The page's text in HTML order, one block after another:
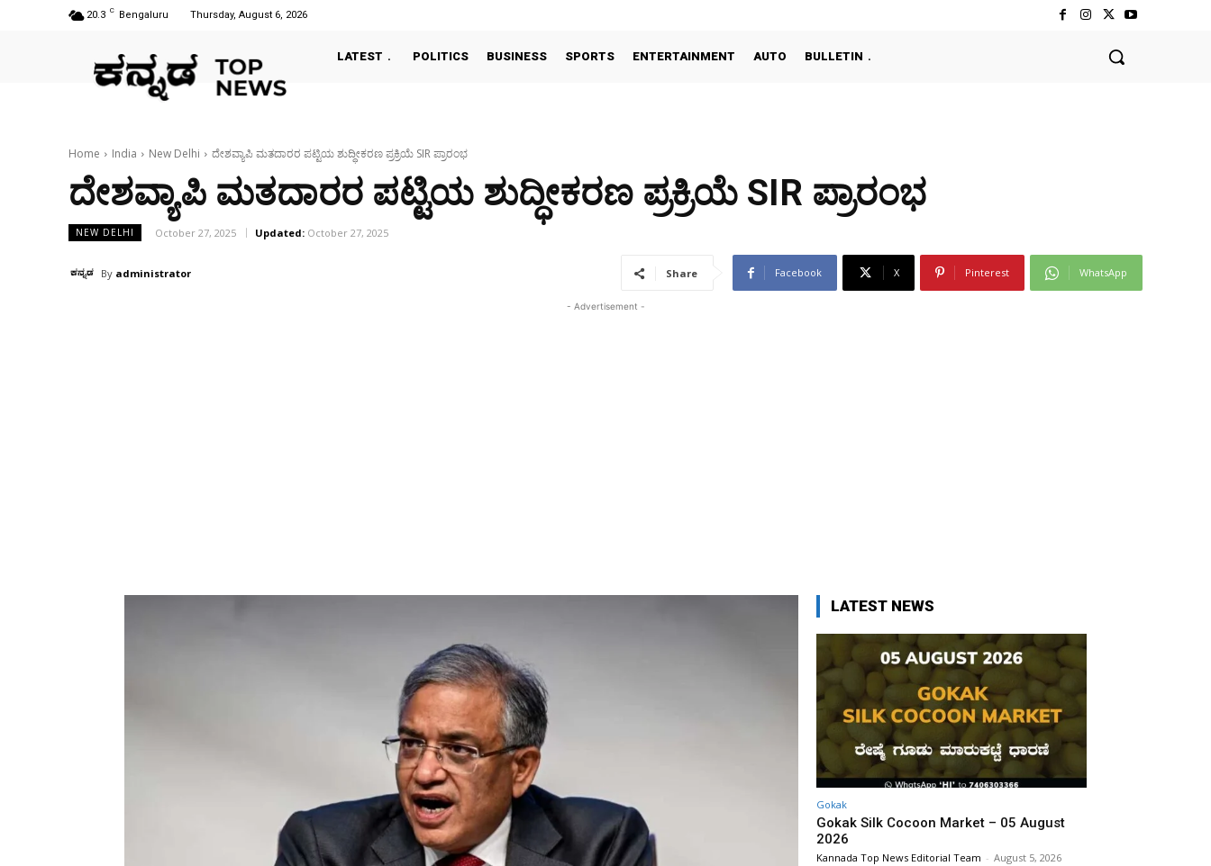
20.3 C Bengaluru Thursday, August 6, 2026
LATEST POLITICS BUSINESS SPORTS ENTERTAINMENT AUTO BULLETIN
Home India New Delhi ದೇಶವ್ಯಾಪಿ ಮತದಾರರ ಪಟ್ಟಿಯ ಶುದ್ಧೀಕರಣ ಪ್ರಕ್ರಿಯೆ SIR ಪ್ರಾರಂಭ
ದೇಶವ್ಯಾಪಿ ಮತದಾರರ ಪಟ್ಟಿಯ ಶುದ್ಧೀಕರಣ ಪ್ರಕ್ರಿಯೆ SIR ಪ್ರಾರಂಭ
NEW DELHI October 27, 2025 Updated: October 27, 2025
By administrator Share Facebook X Pinterest WhatsApp
- Advertisement -
LATEST NEWS
Gokak
Gokak Silk Cocoon Market – 05 August
2026
Kannada Top News Editorial Team - August 5, 2026